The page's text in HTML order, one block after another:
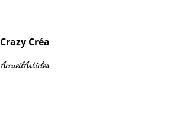
Crazy Créa
AccueilArticles